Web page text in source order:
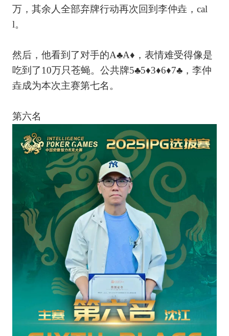
万，其余人全部弃牌行动再次回到李仲垚，cal
l。
然后，他看到了对手的A♣A♦，表情难受得像是
吃到了10万只苍蝇。公共牌5♣5♦3♦6♦7♣，李仲
垚成为本次主赛第七名。
第六名